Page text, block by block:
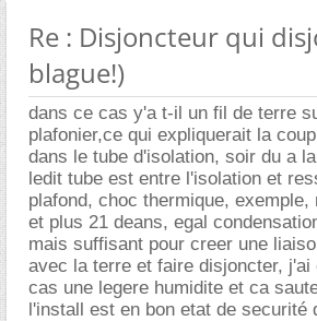
Re : Disjoncteur qui
blague!)
dans ce cas y'a t-il un fil de terre
plafonier,ce qui expliquerait la
dans le tube d'isolation, soir du a
ledit tube est entre l'isolation et
plafond, choc thermique, exemple,
et plus 21 deans, egal
mais suffisant pour creer une
avec la terre et faire disjoncter, j'ai
cas une legere humidite et ca
l'install est en bon etat de securité